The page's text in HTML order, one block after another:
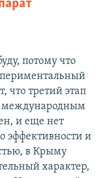
потому что
что третий этап
международным
и еще нет
эффективности и
в Крыму
характер,